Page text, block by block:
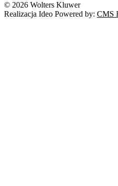
© 2026 Wolters Kluwer
Realizacja Ideo Powered by: CMS